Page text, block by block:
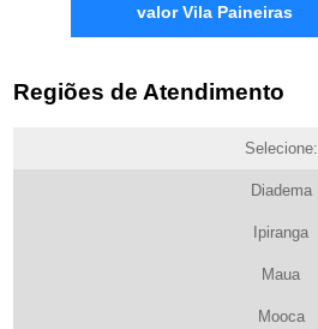
valor Vila Paineiras
Regiões de Atendimento
Selecione:
Diadema
Ipiranga
Maua
Mooca